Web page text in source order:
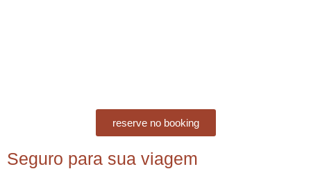
reserve no booking
Seguro para sua viagem